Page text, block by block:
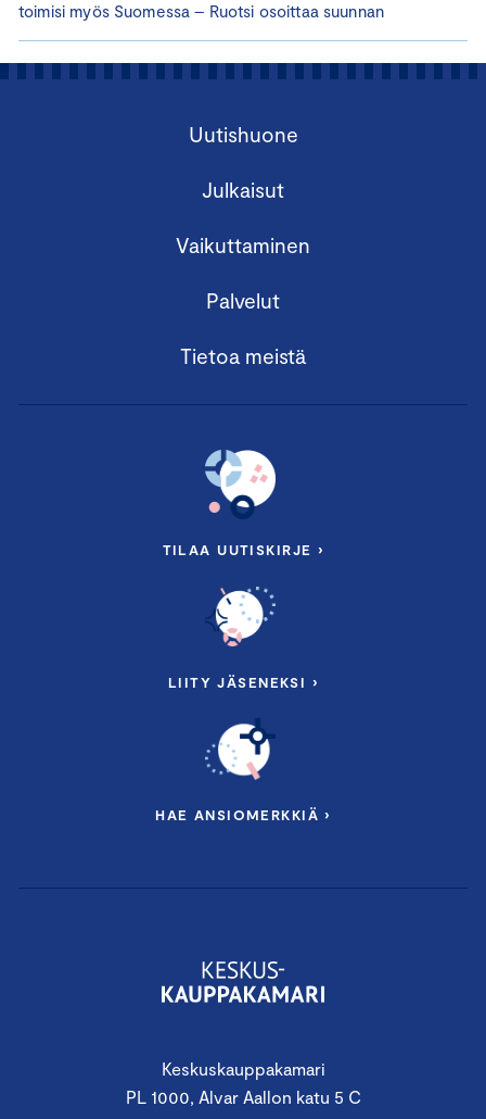
toimisi myös Suomessa – Ruotsi osoittaa suunnan
Keskuskauppakamari
PL 1000, Alvar Aallon katu 5 C
Uutishuone
Julkaisut
Vaikuttaminen
Palvelut
Tietoa meistä
TILAA UUTISKIRJE ›
LIITY JÄSENEKSI ›
HAE ANSIOMERKKIÄ ›